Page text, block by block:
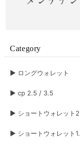
2026/
注文の翌日に手元に届き
Category
▶︎ ロングウォレット
▶︎ cp 2.5 / 3.5
▶︎ ショートウォレット
▶︎ ショートウォレット